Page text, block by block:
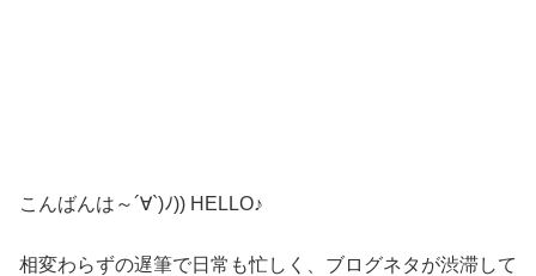
こんばんは～´∀`)ﾉ)) HELLO♪
相変わらずの遅筆で日常も忙しく、ブログネタが渋滞して